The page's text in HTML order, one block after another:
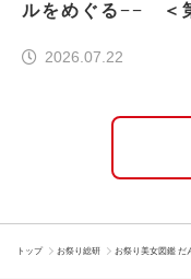
ルをめぐる−− ＜
2026.07.22
トップ お祭り総研 お祭り美女図鑑 だ